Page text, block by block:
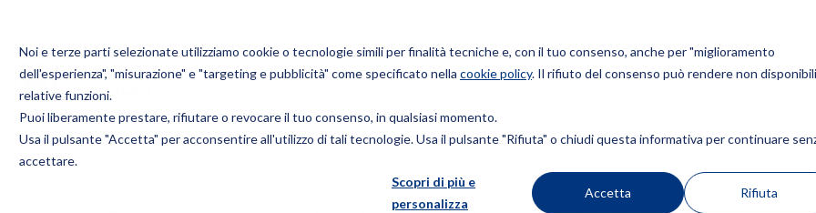
Noi e terze parti selezionate utilizziamo cookie o tecnologie simili per finalità tecniche e, con il tuo consenso, anche per "miglioramento
dell'esperienza", "misurazione" e "targeting e pubblicità" come specificato nella cookie policy. Il rifiuto del consenso può rendere non
relative funzioni.
Puoi liberamente prestare, rifiutare o revocare il tuo consenso, in qualsiasi momento.
Usa il pulsante "Accetta" per acconsentire all'utilizzo di tali tecnologie. Usa il pulsante "Rifiuta" o chiudi questa informativa per continuare
accettare.
Scopri di più e
personalizza
Accetta Rifiuta
Bugnion
The
Diritto
PARMA CAPITALE DELLA CULTURA 2020+2021 – IMPRESE APERTE